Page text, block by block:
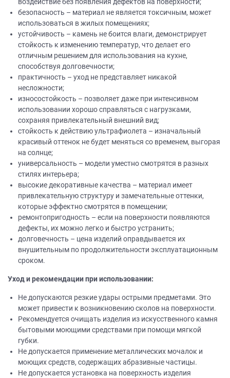
воздействие без появления дефектов на поверхности;
безопасность – материал не является токсичным, может
использоваться в жилых помещениях;
устойчивость – камень не боится влаги, демонстрирует
стойкость к изменению температур, что делает его
отличным решением для использования на кухне,
способствуя долговечности;
практичность – уход не представляет никакой
несложности;
износостойкость – позволяет даже при интенсивном
использовании хорошо справляться с нагрузками,
сохраняя привлекательный внешний вид;
стойкость к действию ультрафиолета – изначальный
красивый оттенок не будет меняться со временем, выгорая
на солнце;
универсальность – модели уместно смотрятся в разных
стилях интерьера;
высокие декоративные качества – материал имеет
привлекательную структуру и замечательные оттенки,
которые эффектно смотрятся в помещении;
ремонтопригодность – если на поверхности появляются
дефекты, их можно легко и быстро устранить;
долговечность – цена изделий оправдывается их
внушительным по продолжительности эксплуатационным
сроком.
Уход и рекомендации при использовании:
Не допускаются резкие удары острыми предметами. Это
может привести к возникновению сколов на поверхности.
Рекомендуется очищать изделия из искусственного камня
бытовыми моющими средствами при помощи мягкой
губки.
Не допускается применение металлических мочалок и
моющих средств, содержащих абразивные частицы.
Не допускается установка на поверхность изделия